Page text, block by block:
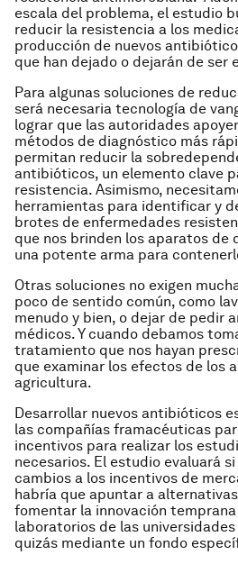
escala del problema, el estudio
reducir la resistencia a los
producción de nuevos
que han dejado o dejarán de ser
Para algunas soluciones de
será necesaria tecnología de
lograr que las autoridades
métodos de diagnóstico más
permitan reducir la
antibióticos, un elemento clave
resistencia. Asimismo,
herramientas para identificar y
brotes de enfermedades
que nos brinden los aparatos de
una potente arma para
Otras soluciones no exigen
poco de sentido común, como
menudo y bien, o dejar de pedir
médicos. Y cuando debamos
tratamiento que nos hayan
que examinar los efectos de los
agricultura.
Desarrollar nuevos antibióticos
las compañías framacéuticas
incentivos para realizar los
necesarios. El estudio evaluará
cambios a los incentivos de
habría que apuntar a
fomentar la innovación
laboratorios de las
quizás mediante un fondo